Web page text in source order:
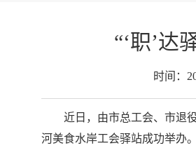
“‘职’达
时间：
近日，由市总工会、市退
河美食水岸工会驿站成功举办